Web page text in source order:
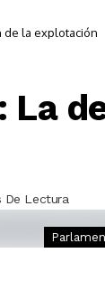
de la explotación
De Lectura